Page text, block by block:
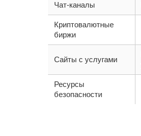
Чат-каналы
Криптовалютные
биржи
Сайты с услугами
Ресурсы
безопасности